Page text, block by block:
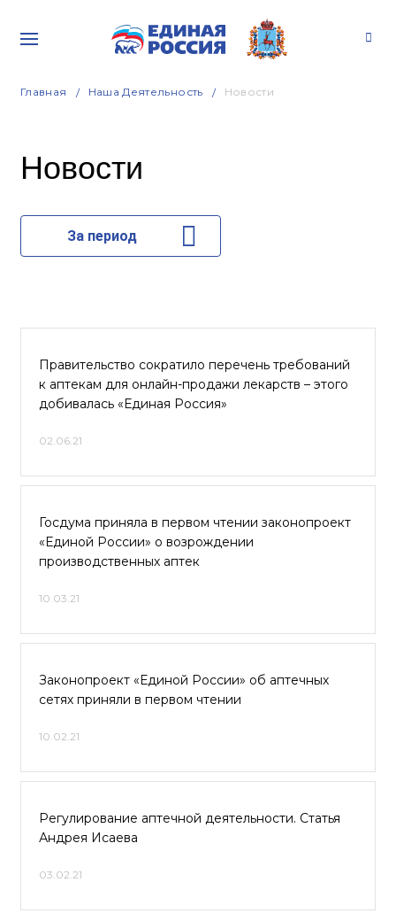
Главная Наша Деятельность Новости
Новости
За период
Правительство сократило перечень требований
к аптекам для онлайн-продажи лекарств – этого
добивалась «Единая Россия»
02.06.21
Госдума приняла в первом чтении законопроект
«Единой России» о возрождении
производственных аптек
10.03.21
Законопроект «Единой России» об аптечных
сетях приняли в первом чтении
10.02.21
Регулирование аптечной деятельности. Статья
Андрея Исаева
03.02.21